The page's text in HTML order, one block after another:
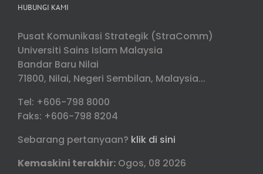
HUBUNGI KAMI
Pusat Komunikasi Strategik (StraComm)
Universiti Sains Islam Malaysia
Bandar Baru Nilai
71800, Nilai, Negeri Sembilan, Malaysia...
Tel: +606-798 8000
Faks: +606-798 8204
Sebarang pertanyaan? klik di sini
Kemaskini terakhir: Ogos, 08 2026